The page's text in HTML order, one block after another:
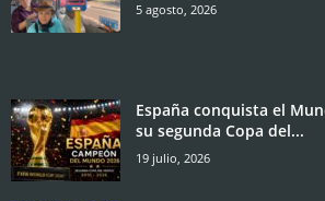
5 agosto, 2026
España conquista el
su segunda Copa del...
19 julio, 2026